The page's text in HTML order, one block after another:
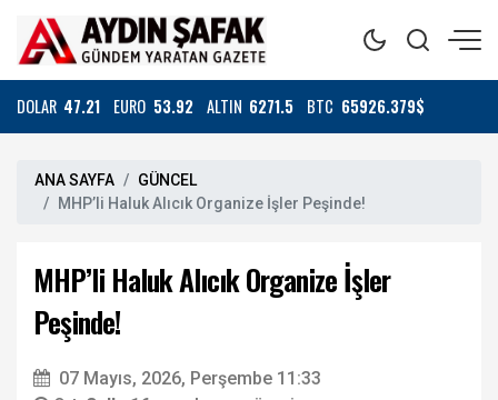
DOLAR 47.21 EURO 53.92 ALTIN 6271.5 BTC 65926.379$
ANA SAYFA
GÜNCEL
MHP’li Haluk Alıcık Organize İşler Peşinde!
MHP’li Haluk Alıcık Organize İşler
Peşinde!
07 Mayıs, 2026, Perşembe 11:33